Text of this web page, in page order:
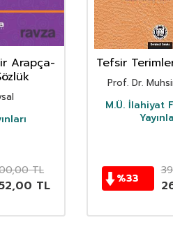
Arapça-
TL
TL
Tefsir
Prof. Dr.
M.Ü. İlahiyat
%33